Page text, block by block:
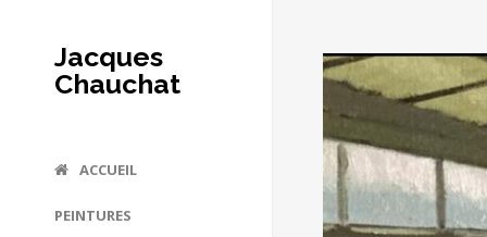
Jacques
Chauchat
ACCUEIL
PEINTURES